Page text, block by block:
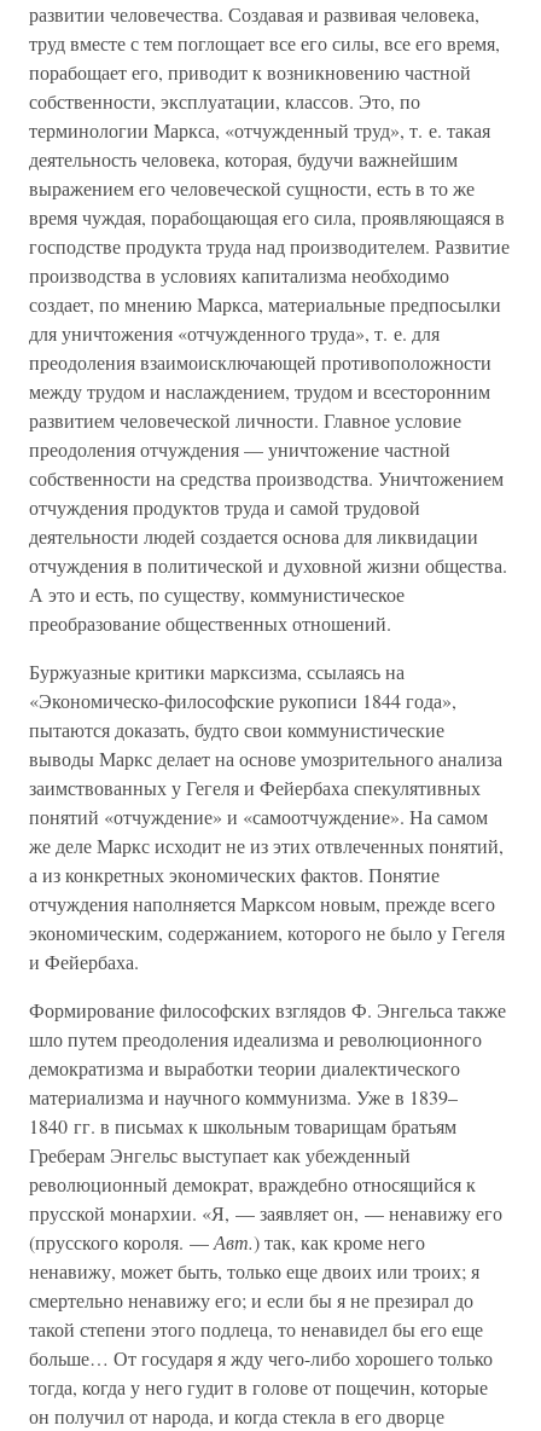
развитии человечества. Создавая и развивая человека,
труд вместе с тем поглощает все его силы, все его время,
порабощает его, приводит к возникновению частной
собственности, эксплуатации, классов. Это, по
терминологии Маркса, «отчужденный труд», т. е. такая
деятельность человека, которая, будучи важнейшим
выражением его человеческой сущности, есть в то же
время чуждая, порабощающая его сила, проявляющаяся в
господстве продукта труда над производителем. Развитие
производства в условиях капитализма необходимо
создает, по мнению Маркса, материальные предпосылки
для уничтожения «отчужденного труда», т. е. для
преодоления взаимоисключающей противоположности
между трудом и наслаждением, трудом и всесторонним
развитием человеческой личности. Главное условие
преодоления отчуждения — уничтожение частной
собственности на средства производства. Уничтожением
отчуждения продуктов труда и самой трудовой
деятельности людей создается основа для ликвидации
отчуждения в политической и духовной жизни общества.
А это и есть, по существу, коммунистическое
преобразование общественных отношений.
Буржуазные критики марксизма, ссылаясь на
«Экономическо-философские рукописи 1844 года»,
пытаются доказать, будто свои коммунистические
выводы Маркс делает на основе умозрительного анализа
заимствованных у Гегеля и Фейербаха спекулятивных
понятий «отчуждение» и «самоотчуждение». На самом
же деле Маркс исходит не из этих отвлеченных понятий,
а из конкретных экономических фактов. Понятие
отчуждения наполняется Марксом новым, прежде всего
экономическим, содержанием, которого не было у Гегеля
и Фейербаха.
Формирование философских взглядов Ф. Энгельса также
шло путем преодоления идеализма и революционного
демократизма и выработки теории диалектического
материализма и научного коммунизма. Уже в 1839–
1840 гг. в письмах к школьным товарищам братьям
Греберам Энгельс выступает как убежденный
революционный демократ, враждебно относящийся к
прусской монархии. «Я, — заявляет он, — ненавижу его
(прусского короля. —Авт.) так, как кроме него
ненавижу, может быть, только еще двоих или троих; я
смертельно ненавижу его; и если бы я не презирал до
такой степени этого подлеца, то ненавидел бы его еще
больше… От государя я жду чего-либо хорошего только
тогда, когда у него гудит в голове от пощечин, которые
он получил от народа, и когда стекла в его дворце